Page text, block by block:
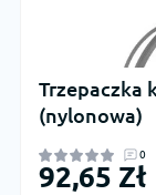
Trzepaczka
(nylonowa)
0
92,65 Zł